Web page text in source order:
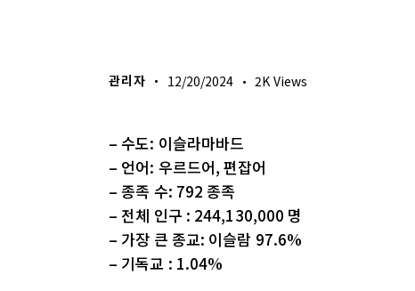
관리자 12/20/2024 2K Views
– 수도: 이슬라마바드
– 언어: 우르드어, 편잡어
– 종족 수: 792 종족
– 전체 인구 : 244,130,000 명
– 가장 큰 종교: 이슬람 97.6%
– 기독교 : 1.04%